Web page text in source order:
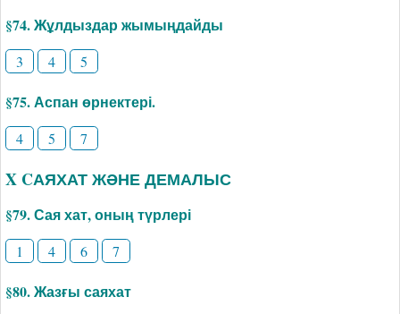
§74. Жұлдыздар жымыңдайды
3 4 5
§75. Аспан өрнектері.
4 5 7
X CАЯХАТ ЖӘНЕ ДЕМАЛЫС
§79. Сая хат, оның түрлері
1 4 6 7
§80. Жазғы саяхат